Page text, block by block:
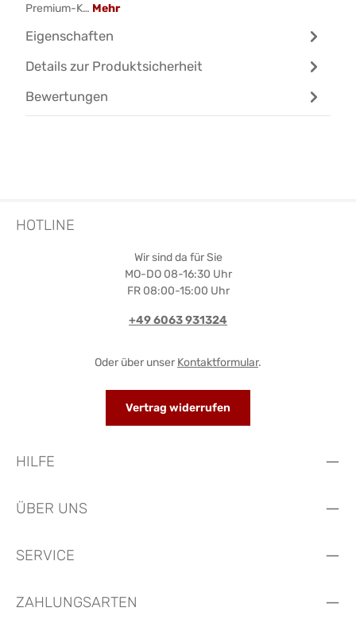
Premium-K… Mehr
Eigenschaften
Details zur Produktsicherheit
Bewertungen
HOTLINE
Wir sind da für Sie
MO-DO 08-16:30 Uhr
FR 08:00-15:00 Uhr
+49 6063 931324
Oder über unser Kontaktformular.
Vertrag widerrufen
HILFE
ÜBER UNS
SERVICE
ZAHLUNGSARTEN